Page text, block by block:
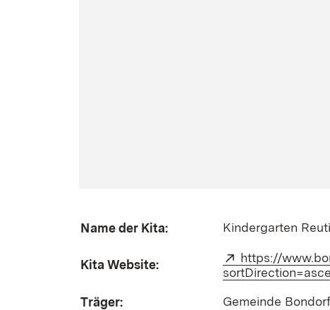
Name der Kita: Kindergarten
Kita Website: Extern:
https://
Träger:
Gemeinde Bondorf